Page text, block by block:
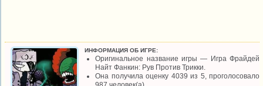
ИНФОРМАЦИЯ ОБ ИГРЕ:
Оригинальное название игры — Игра Фрайдей
Найт Фанкин: Рув Против Трикки.
Она получила оценку 4039 из 5, проголосовало